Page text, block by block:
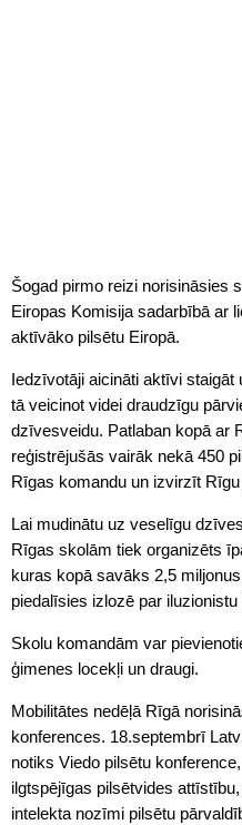
Šogad pirmo reizi norisināsies
Eiropas Komisija sadarbībā ar
aktīvāko pilsētu Eiropā.
Iedzīvotāji aicināti aktīvi
tā veicinot videi draudzīgu
dzīvesveidu. Patlaban kopā ar
reģistrējušās vairāk nekā 450
Rīgas komandu un izvirzīt
Lai mudinātu uz veselīgu
Rīgas skolām tiek organizēts
kuras kopā savāks 2,5
piedalīsies izlozē par
Skolu komandām var
ģimenes locekļi un draugi.
Mobilitātes nedēļā Rīgā
konferences. 18.septembrī
notiks Viedo pilsētu
ilgtspējīgas pilsētvides
intelekta nozīmi pilsētu